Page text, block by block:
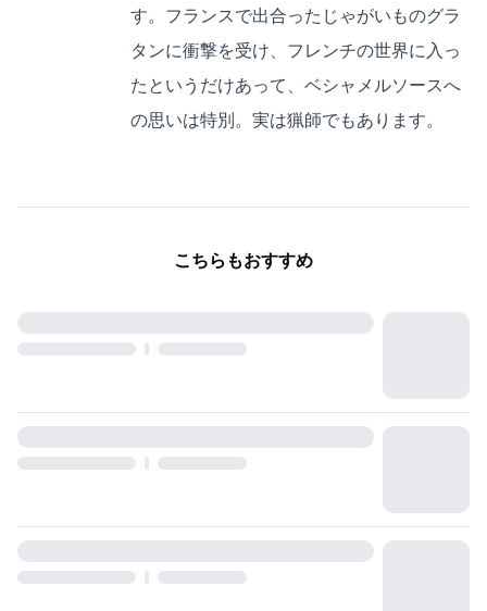
す。フランスで出合ったじゃがいものグラ
タンに衝撃を受け、フレンチの世界に入っ
たというだけあって、ベシャメルソースへ
の思いは特別。実は猟師でもあります。
こちらもおすすめ